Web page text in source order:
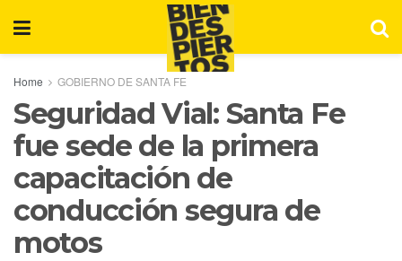
Home GOBIERNO DE SANTA FE
Seguridad Vial: Santa Fe
fue sede de la primera
capacitación de
conducción segura de
motos